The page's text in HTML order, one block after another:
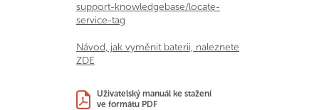
support-knowledgebase/locate-
service-tag
Návod, jak vyměnit baterii, naleznete
ZDE
Uživatelský manuál ke stažení
ve formátu PDF